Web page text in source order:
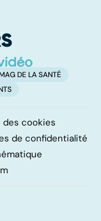
?
DE LA SANTÉ
des cookies
de confidentialité